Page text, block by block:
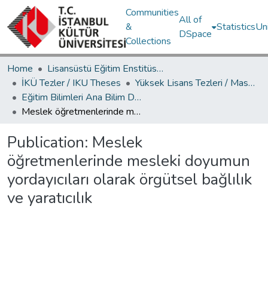
Communities
&
Collections
All of
DSpace
Statistics
Home
Lisansüstü Eğitim Enstitüsü / Postgraduate Education Institute
İKÜ Tezler / IKU Theses
Yüksek Lisans Tezleri / Master's Theses
Eğitim Bilimleri Ana Bilim Dalı / Department of Educational Sciences
Meslek öğretmenlerinde mesleki doyumun yordayıcıları olarak örgütsel bağlılık ve yaratıcılık
Publication: Meslek
öğretmenlerinde mesleki doyumun
yordayıcıları olarak örgütsel bağlılık
ve yaratıcılık